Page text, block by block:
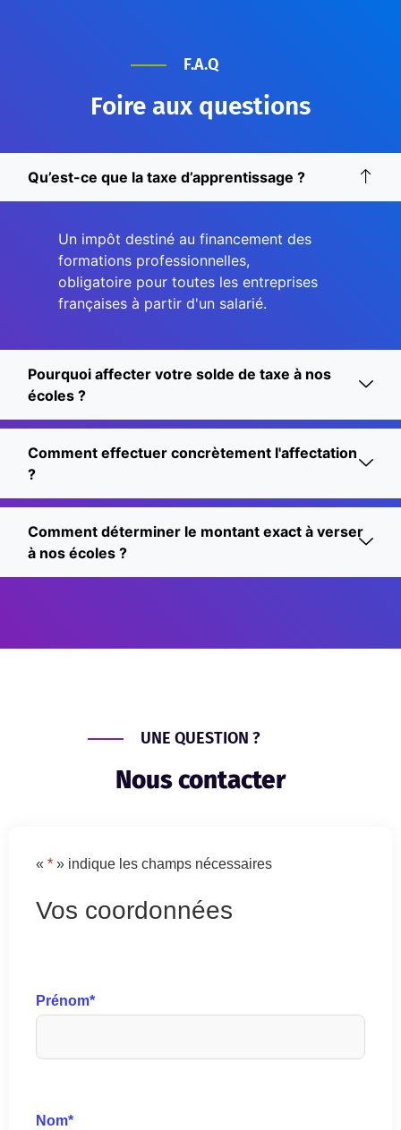
F.A.Q
Foire aux questions
Qu’est-ce que la taxe d’apprentissage ?
Un impôt destiné au financement des
formations professionnelles,
obligatoire pour toutes les entreprises
françaises à partir d'un salarié.
Pourquoi affecter votre solde de taxe à nos
écoles ?
Comment effectuer concrètement l'affectation
?
Comment déterminer le montant exact à verser
à nos écoles ?
UNE QUESTION ?
Nous contacter
« * » indique les champs nécessaires
Vos coordonnées
Prénom*
Nom*